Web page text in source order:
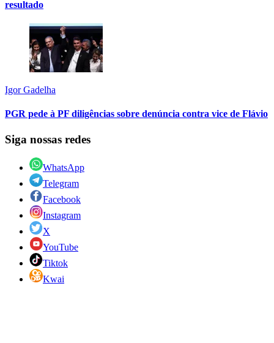
resultado
Igor Gadelha
PGR pede à PF diligências sobre denúncia contra vice de Flávio
Siga nossas redes
WhatsApp
Telegram
Facebook
Instagram
X
YouTube
Tiktok
Kwai